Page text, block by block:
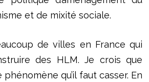
et de mixité sociale.
de villes en France qui
des HLM. Je crois que
phénomène qu’il faut casser. En